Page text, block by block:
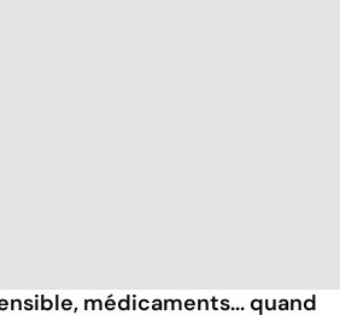
médicaments... quand